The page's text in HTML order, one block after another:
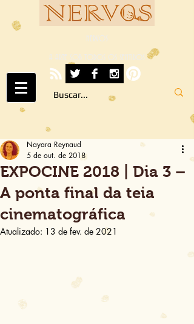
NERVOS
A ARTE SOB TODOS OS SENTIDOS
EXPOCINE 2018 | Dia 3 –
A ponta final da teia
cinematográfica
Nayara Reynaud
5 de out. de 2018
Atualizado: 13 de fev. de 2021